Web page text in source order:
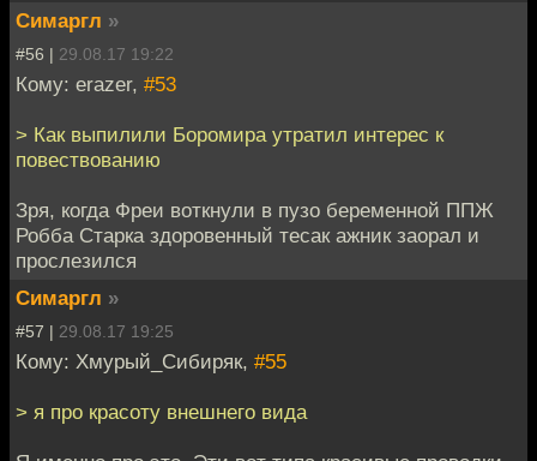
Симаргл »
#56 | 29.08.17 19:22
Кому: erazer, #53
> Как выпилили Боромира утратил интерес к
повествованию
Зря, когда Фреи воткнули в пузо беременной ППЖ
Робба Старка здоровенный тесак ажник заорал и
прослезился
Симаргл »
#57 | 29.08.17 19:25
Кому: Хмурый_Сибиряк, #55
> я про красоту внешнего вида